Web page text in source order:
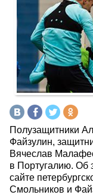
Полузащитники
Файзулин,
Вячеслав
в Португалию. Об
сайте
Смольников и